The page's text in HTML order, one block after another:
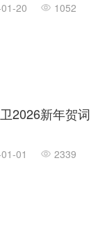
20 1052
2026新年贺
01 2339